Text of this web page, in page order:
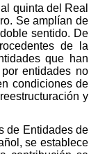
quinta del Real
Se amplían de
sentido. De
de la
que han
entidades no
condiciones de
y
de Entidades de
se establece